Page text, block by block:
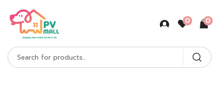
0 0